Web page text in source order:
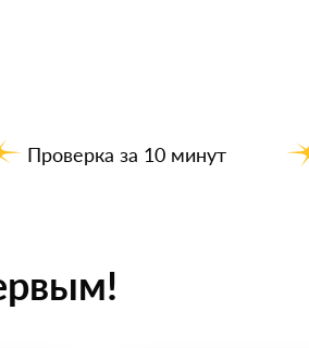
Проверка за 10 минут